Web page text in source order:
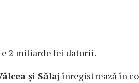
2 miliarde lei datorii.
și Sălaj înregistrează în